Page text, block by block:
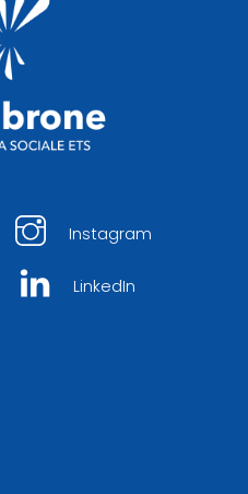
Top
Instagram
LinkedIn